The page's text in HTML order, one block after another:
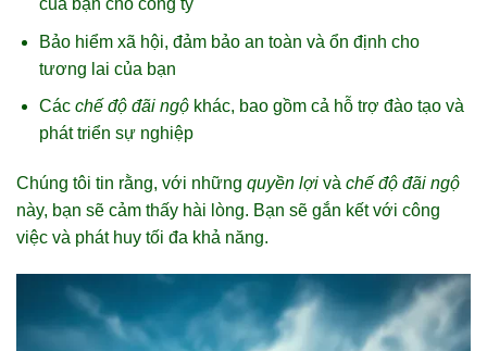
của bạn cho công ty
Bảo hiểm xã hội, đảm bảo an toàn và ổn định cho
tương lai của bạn
Các chế độ đãi ngộkhác, bao gồm cả hỗ trợ đào tạo và
phát triển sự nghiệp
Chúng tôi tin rằng, với những quyền lợi và chế độ đãi ngộ
này, bạn sẽ cảm thấy hài lòng. Bạn sẽ gắn kết với công
việc và phát huy tối đa khả năng.